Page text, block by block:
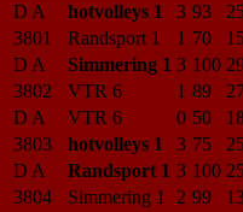
D A
hotvolleys 1 3 93
3801
Randsport 1 1 70
D A
Simmering 1 3 100
3802
VTR 6 1 89
D A
VTR 6 0 50
3803
hotvolleys 1 3 75
D A
Randsport 1 3 100
3804
Simmering 1 2 99